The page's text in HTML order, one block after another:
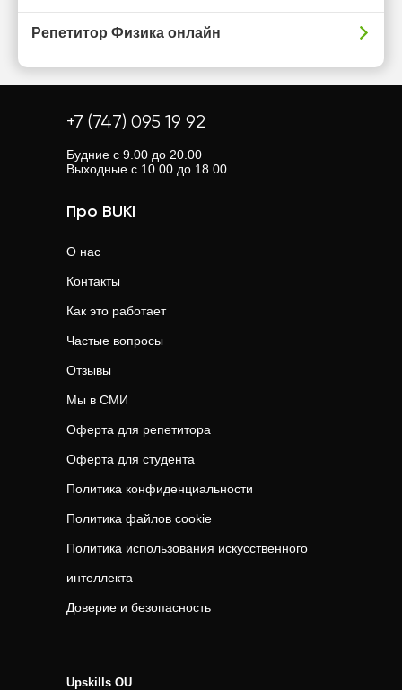
Репетитор Физика онлайн
+7 (747) 095 19 92
Будние с 9.00 до 20.00
Выходные с 10.00 до 18.00
Про BUKI
О нас
Контакты
Как это работает
Частые вопросы
Отзывы
Мы в СМИ
Оферта для репетитора
Оферта для студента
Политика конфиденциальности
Политика файлов cookie
Политика использования искусственного
интеллекта
Доверие и безопасность
Upskills OU